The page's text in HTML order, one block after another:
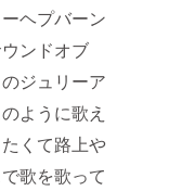
ヘプバーン
ンドオブ
ジュリーア
ように歌え
くて路上や
歌を歌って